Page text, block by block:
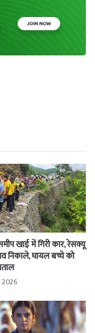
खाई में गिरी कार, रेसक्यू
निकाले, घायल बच्चे को